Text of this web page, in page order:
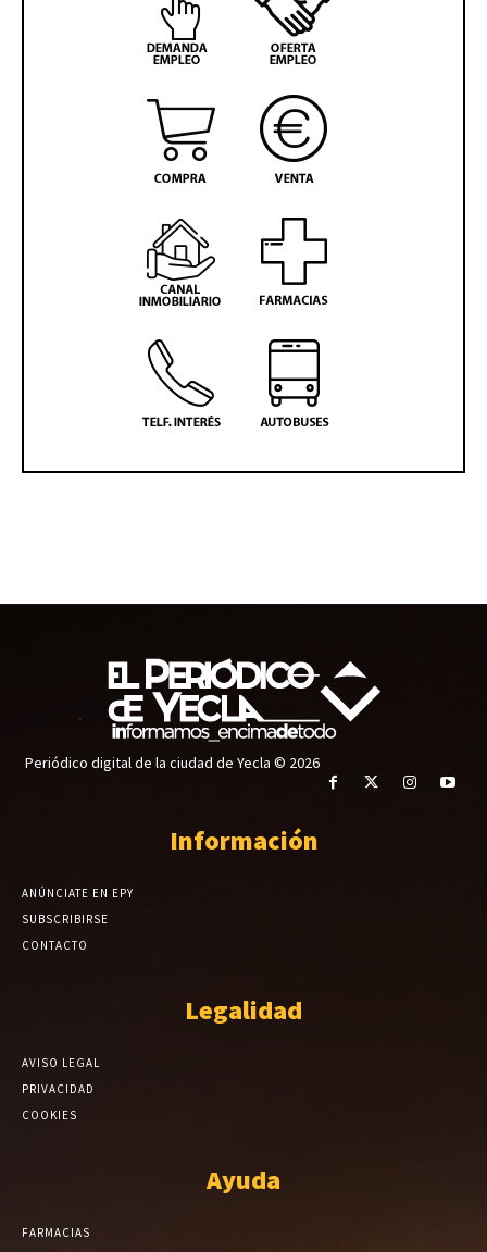
Periódico digital de la ciudad de Yecla © 2026
Información
ANÚNCIATE EN EPY
SUBSCRIBIRSE
CONTACTO
Legalidad
AVISO LEGAL
PRIVACIDAD
COOKIES
Ayuda
FARMACIAS